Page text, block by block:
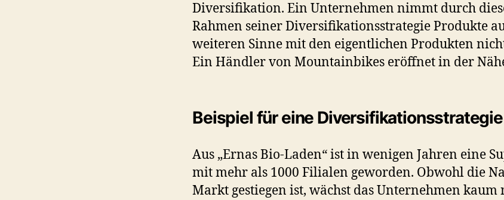
Diversifikation. Ein Unternehmen nimmt durch
Rahmen seiner Diversifikationsstrategie Produkte
weiteren Sinne mit den eigentlichen Produkten
Ein Händler von Mountainbikes eröffnet in der
Beispiel für eine Diversifikationsstrategie
Aus „Ernas Bio-Laden“ ist in wenigen Jahren eine
mit mehr als 1000 Filialen geworden. Obwohl die
Markt gestiegen ist, wächst das Unternehmen kaum